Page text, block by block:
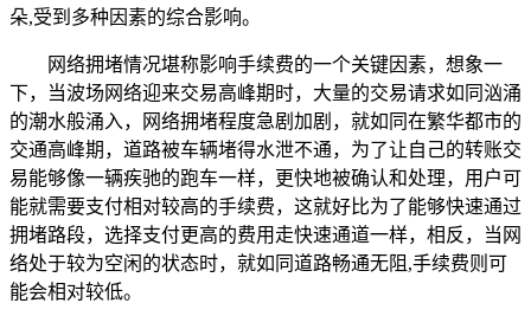
朵,受到多种因素的综合影响。
网络拥堵情况堪称影响手续费的一个关键因素，想象一
下，当波场网络迎来交易高峰期时，大量的交易请求如同汹涌
的潮水般涌入，网络拥堵程度急剧加剧，就如同在繁华都市的
交通高峰期，道路被车辆堵得水泄不通，为了让自己的转账交
易能够像一辆疾驰的跑车一样，更快地被确认和处理，用户可
能就需要支付相对较高的手续费，这就好比为了能够快速通过
拥堵路段，选择支付更高的费用走快速通道一样，相反，当网
络处于较为空闲的状态时，就如同道路畅通无阻,手续费则可
能会相对较低。